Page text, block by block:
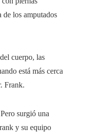
de los amputados
cuerpo, las
está más cerca
Frank.
surgió una
y su equipo